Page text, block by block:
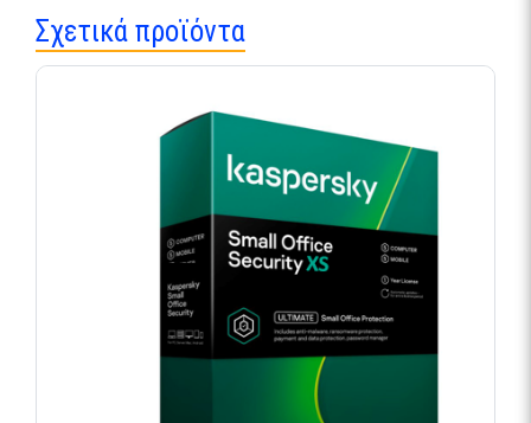
Σχετικά προϊόντα